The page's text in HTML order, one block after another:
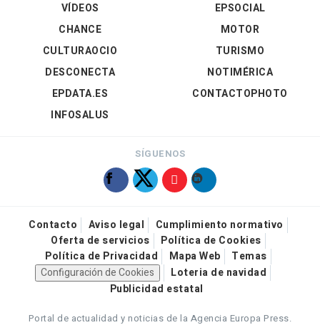
VÍDEOS
EPSOCIAL
CHANCE
CULTURAOCIO
DESCONECTA
EPDATA.ES
INFOSALUS
MOTOR
TURISMO
NOTIMÉRICA
CONTACTOPHOTO
SÍGUENOS
Contacto Aviso legal
Cumplimiento normativo
Oferta de servicios
Política de Cookies
Política de Privacidad
Mapa Web
Temas
Configuración de Cookies
Loteria de navidad
Publicidad estatal
Portal de actualidad y noticias de la Agencia Europa Press.